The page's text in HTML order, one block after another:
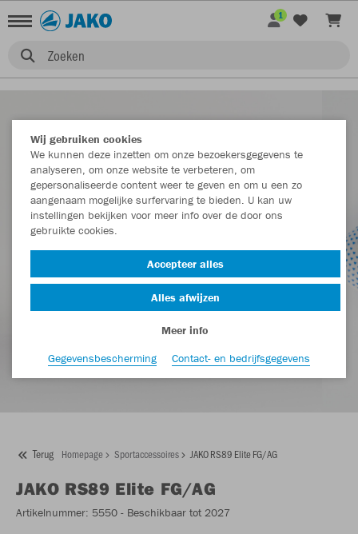
Zoeken
1
Terug Homepage Sportaccessoires JAKO RS89 Elite FG/AG
JAKO RS89 Elite FG/AG
Artikelnummer: 5550 - Beschikbaar tot 2027
Wij gebruiken cookies
We kunnen deze inzetten om onze bezoekersgegevens te
analyseren, om onze website te verbeteren, om
gepersonaliseerde content weer te geven en om u een zo
aangenaam mogelijke surfervaring te bieden. U kan uw
instellingen bekijken voor meer info over de door ons
gebruikte cookies.
Accepteer alles
Alles afwijzen
Meer info
Gegevensbescherming
Contact- en bedrijfsgegevens